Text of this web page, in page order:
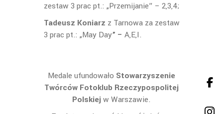
zestaw 3 prac pt.: „Przemijanie” – 2,3,4;
Tadeusz Koniarz z Tarnowa za zestaw
3 prac pt.: „May Day” – A,E,I.
Medale ufundowało Stowarzyszenie
Twórców Fotoklub Rzeczypospolitej
Polskiejw Warszawie.